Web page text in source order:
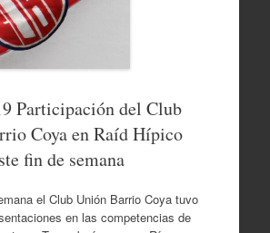
Participación del Club
Coya en Raíd Hípico
fin de semana
el Club Unión Barrio Coya tuvo
en las competencias de